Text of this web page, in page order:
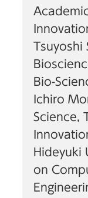
Tsuyoshi
Bio-
Ichiro
Science,
Hideyuki
on